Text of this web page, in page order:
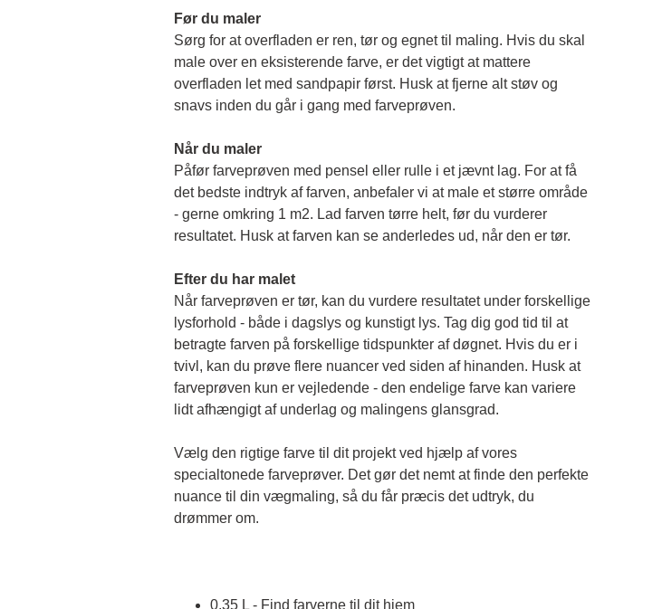
Før du maler
Sørg for at overfladen er ren, tør og egnet til maling. Hvis du skal
male over en eksisterende farve, er det vigtigt at mattere
overfladen let med sandpapir først. Husk at fjerne alt støv og
snavs inden du går i gang med farveprøven.
Når du maler
Påfør farveprøven med pensel eller rulle i et jævnt lag. For at få
det bedste indtryk af farven, anbefaler vi at male et større område
- gerne omkring 1 m2. Lad farven tørre helt, før du vurderer
resultatet. Husk at farven kan se anderledes ud, når den er tør.
Efter du har malet
Når farveprøven er tør, kan du vurdere resultatet under forskellige
lysforhold - både i dagslys og kunstigt lys. Tag dig god tid til at
betragte farven på forskellige tidspunkter af døgnet. Hvis du er i
tvivl, kan du prøve flere nuancer ved siden af hinanden. Husk at
farveprøven kun er vejledende - den endelige farve kan variere
lidt afhængigt af underlag og malingens glansgrad.
Vælg den rigtige farve til dit projekt ved hjælp af vores
specialtonede farveprøver. Det gør det nemt at finde den perfekte
nuance til din vægmaling, så du får præcis det udtryk, du
drømmer om.
0,35 L - Find farverne til dit hjem